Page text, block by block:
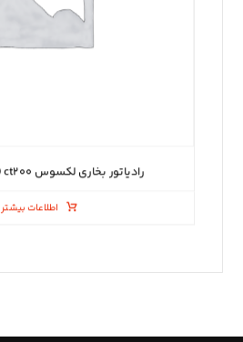
رادیاتور بخاری لکسوس ct۲۰۰ ( سی تی ۲۰۰ )
اطلاعات بیشتر